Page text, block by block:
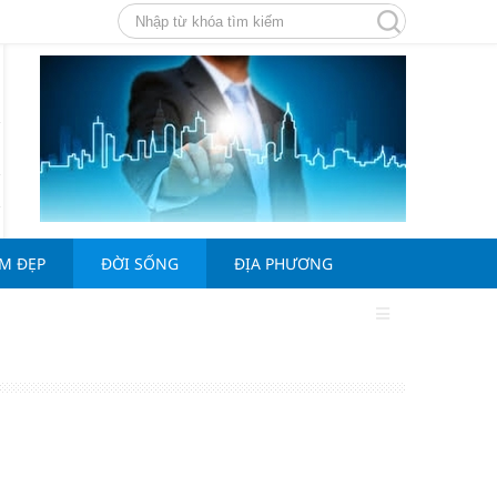
ĐẸP ĐỜI SỐNG ĐỊA PHƯƠNG